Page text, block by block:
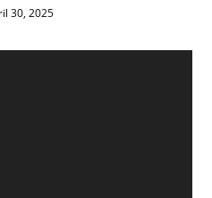
30, 2025